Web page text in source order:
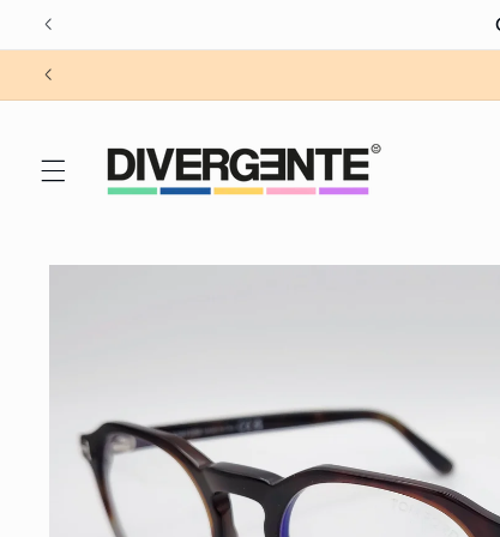
directamente
al contenido
directamente